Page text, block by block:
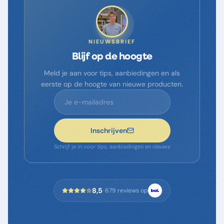
NIEUWSBRIEF
Blijf op de hoogte
Meld je aan voor tips, aanbiedingen en als
eerste op de hoogte van nieuwe producten.
Inschrijven
Schrijf je in voor tips, aanbiedingen en nieuws
8,5·679 reviews op